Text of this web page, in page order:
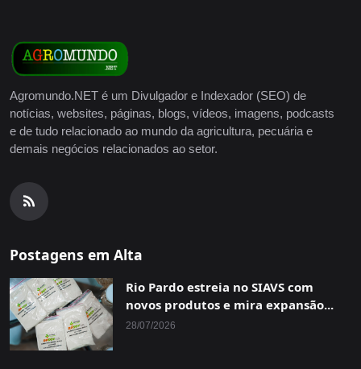
Agromundo.NET é um Divulgador e Indexador (SEO) de
notícias, websites, páginas, blogs, vídeos, imagens, podcasts
e de tudo relacionado ao mundo da agricultura, pecuária e
demais negócios relacionados ao setor.
Postagens em Alta
Rio Pardo estreia no SIAVS com
novos produtos e mira expansão...
28/07/2026